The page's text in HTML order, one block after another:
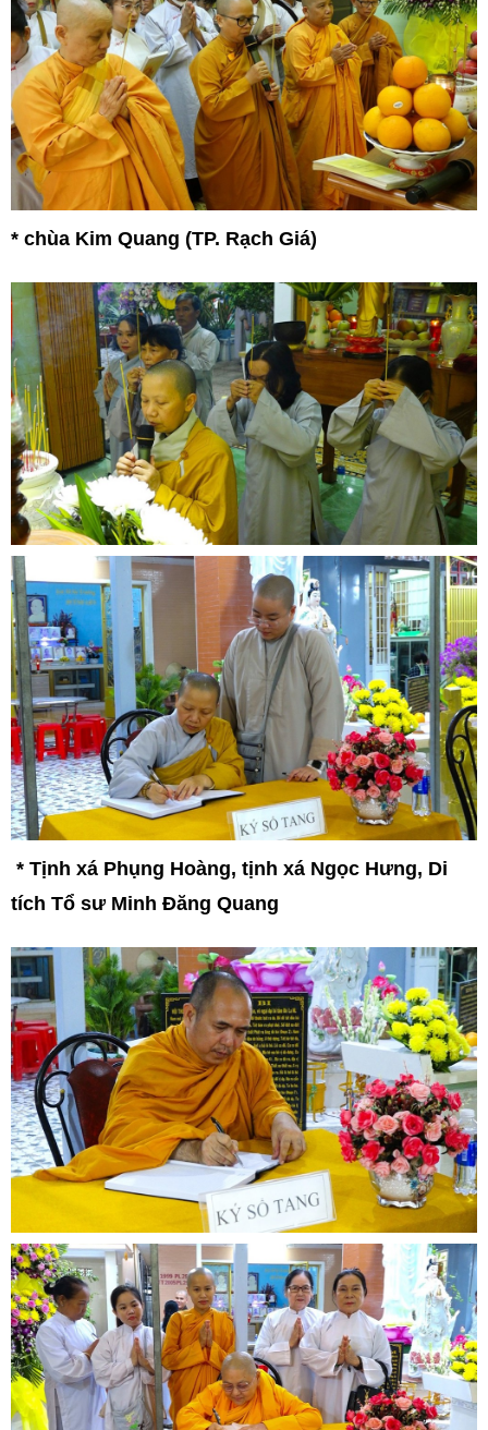
* chùa Kim Quang (TP. Rạch Giá)
* Tịnh xá Phụng Hoàng, tịnh xá Ngọc Hưng, Di
tích Tổ sư Minh Đăng Quang